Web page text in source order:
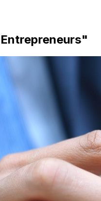
Entrepreneurs"